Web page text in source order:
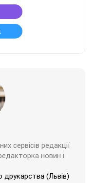
сервісів редакції
новин і
друкарства (Львів)